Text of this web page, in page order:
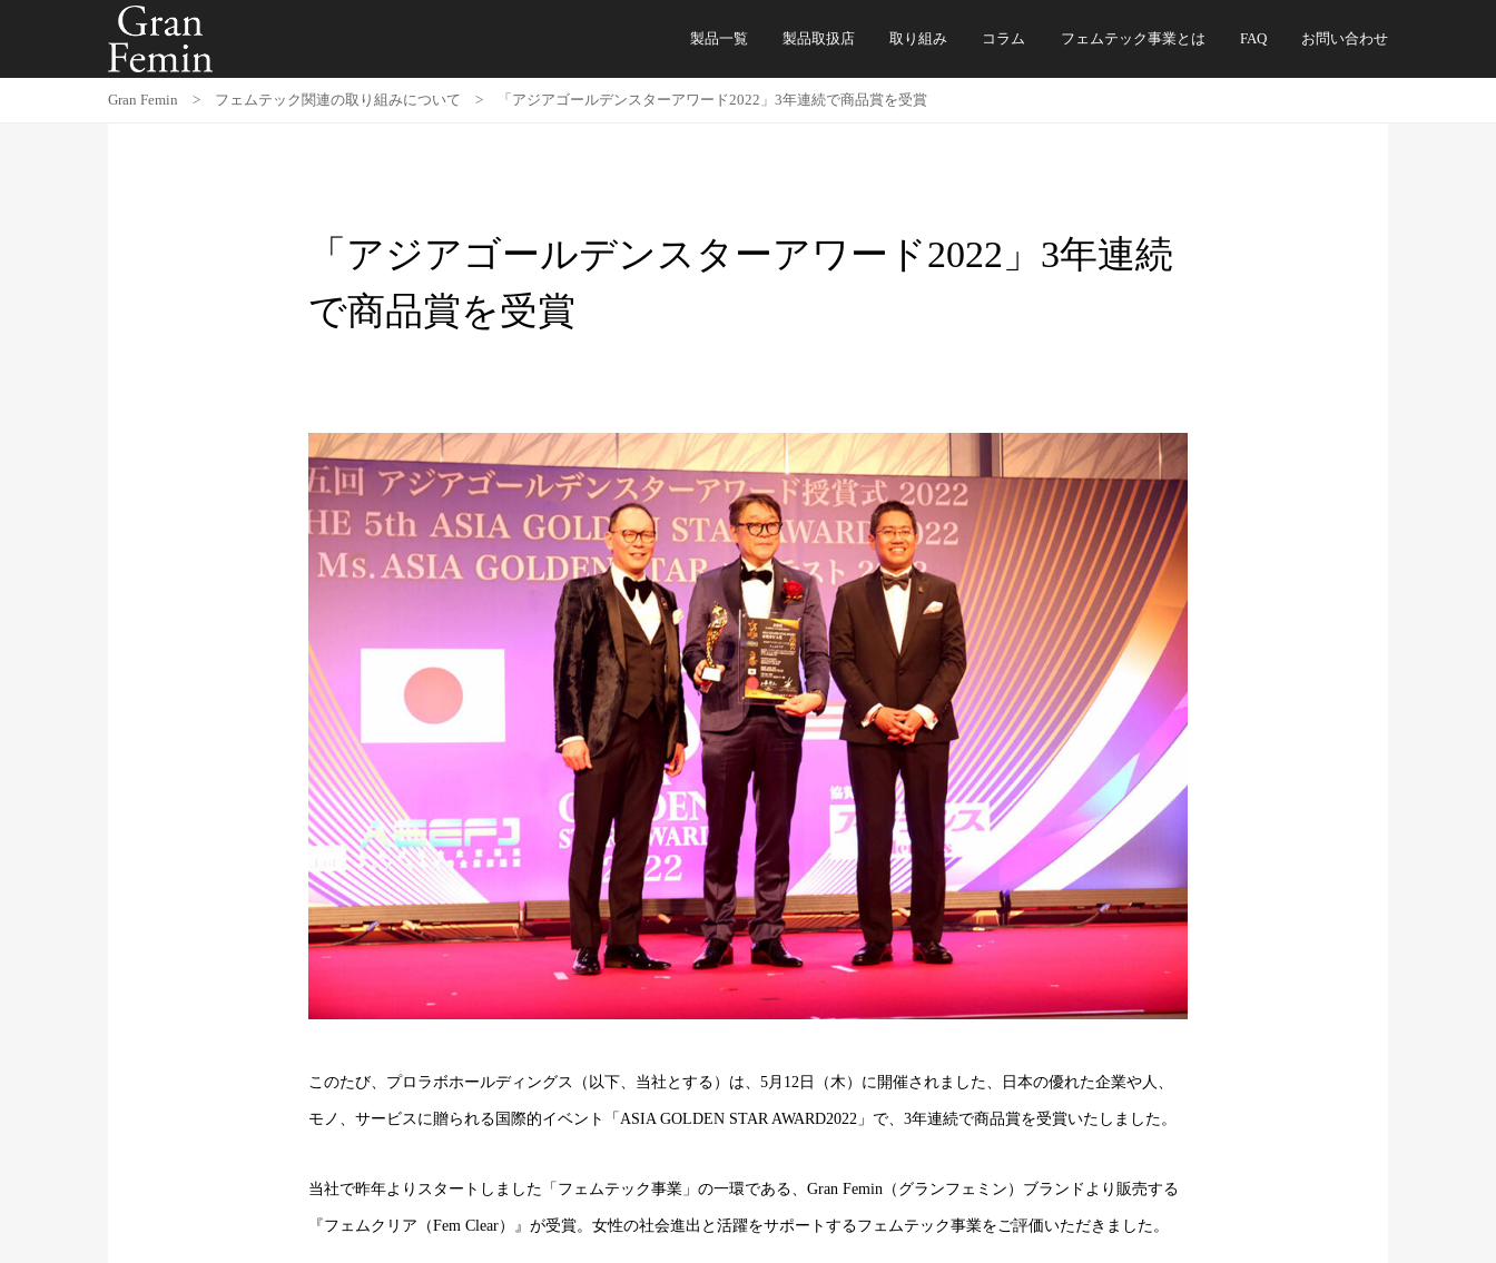
製品一覧 製品取扱店 取り組み コラム フェムテック事業とは FAQ お問い合わせ
Gran Femin > フェムテック関連の取り組みについて > 「アジアゴールデンスターアワード2022」3年連続で商品賞を受賞
「アジアゴールデンスターアワード2022」3年連続
で商品賞を受賞
このたび、プロラボホールディングス（以下、当社とする）は、5月12日（木）に開催されました、日本の優れた企業や人、
モノ、サービスに贈られる国際的イベント「ASIA GOLDEN STAR AWARD2022」で、3年連続で商品賞を受賞いたしました。
当社で昨年よりスタートしました「フェムテック事業」の一環である、Gran Femin（グランフェミン）ブランドより販売する
『フェムクリア（Fem Clear）』が受賞。女性の社会進出と活躍をサポートするフェムテック事業をご評価いただきました。